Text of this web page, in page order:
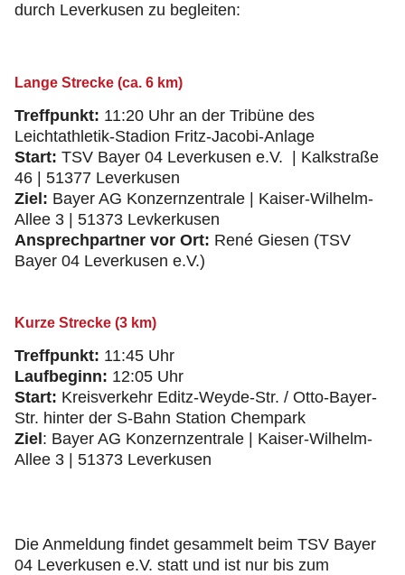
durch Leverkusen zu begleiten:
Lange Strecke (ca. 6 km)
Treffpunkt: 11:20 Uhr an der Tribüne des
Leichtathletik-Stadion Fritz-Jacobi-Anlage
Start: TSV Bayer 04 Leverkusen e.V. | Kalkstraße
46 | 51377 Leverkusen
Ziel: Bayer AG Konzernzentrale | Kaiser-Wilhelm-
Allee 3 | 51373 Levkerkusen
Ansprechpartner vor Ort: René Giesen (TSV
Bayer 04 Leverkusen e.V.)
Kurze Strecke (3 km)
Treffpunkt: 11:45 Uhr
Laufbeginn: 12:05 Uhr
Start: Kreisverkehr Editz-Weyde-Str. / Otto-Bayer-
Str. hinter der S-Bahn Station Chempark
Ziel : Bayer AG Konzernzentrale | Kaiser-Wilhelm-
Allee 3 | 51373 Leverkusen
Die Anmeldung findet gesammelt beim TSV Bayer
04 Leverkusen e.V. statt und ist nur bis zum